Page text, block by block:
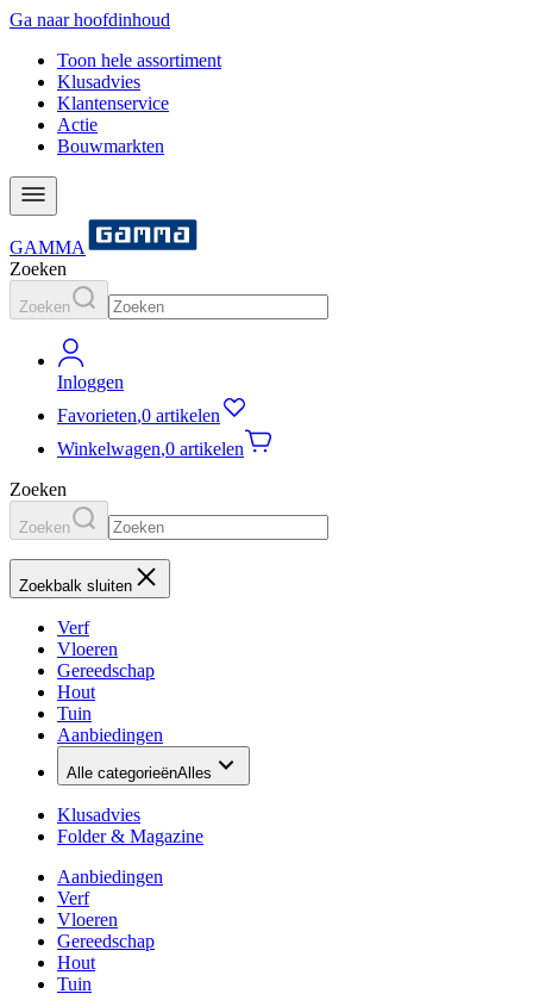
Ga naar hoofdinhoud
Toon hele assortiment
Klusadvies
Klantenservice
Actie
Bouwmarkten
GAMMA
Zoeken
Zoeken
Inloggen
Favorieten,0 artikelen
Winkelwagen,0 artikelen
Zoeken
Zoeken
Zoekbalk sluiten
Verf
Vloeren
Gereedschap
Hout
Tuin
Aanbiedingen
Alle categorieënAlles
Klusadvies
Folder & Magazine
Aanbiedingen
Verf
Vloeren
Gereedschap
Hout
Tuin